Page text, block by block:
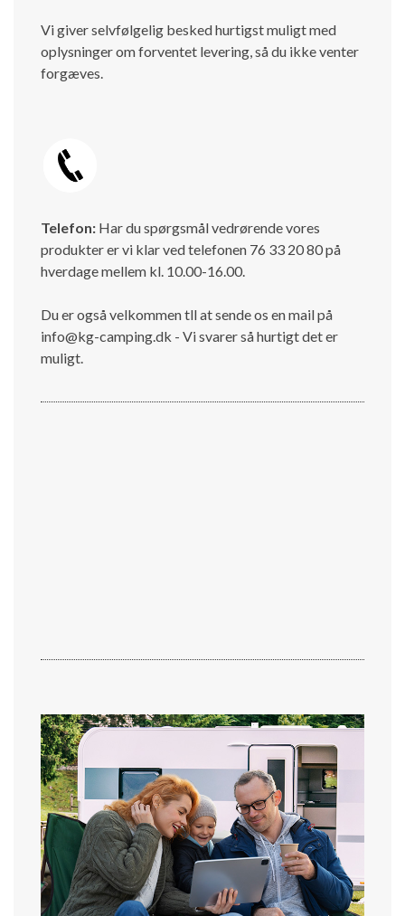
Vi giver selvfølgelig besked hurtigst muligt med
oplysninger om forventet levering, så du ikke venter
forgæves.
Telefon: Har du spørgsmål vedrørende vores
produkter er vi klar ved telefonen 76 33 20 80 på
hverdage mellem kl. 10.00-16.00.
Du er også velkommen tll at sende os en mail på
info@kg-camping.dk - Vi svarer så hurtigt det er
muligt.